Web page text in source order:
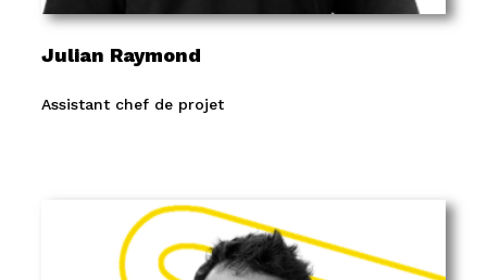
Julian Raymond
Assistant chef de projet